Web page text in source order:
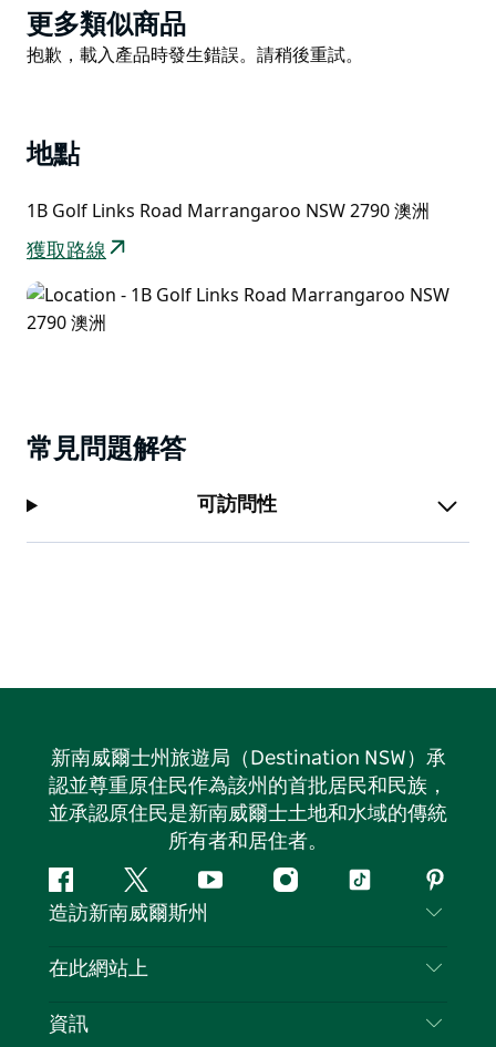
Product
List
更多類似商品
Product
抱歉，載入產品時發生錯誤。請稍後重試。
地點
1B Golf Links Road Marrangaroo NSW 2790 澳洲
獲取路線
常見問題解答
可訪問性
新南威爾士州旅遊局（Destination NSW）承
認並尊重原住民作為該州的首批居民和民族，
並承認原住民是新南威爾士土地和水域的傳統
所有者和居住者。
Facebook嘰
嘰
喳
Youtube Instagram
抖
造訪新南威爾斯州
聯絡我們
隱私
在此網站上
目的地
資訊